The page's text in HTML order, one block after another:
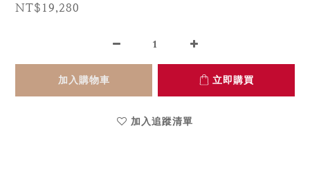
NT$19,280
加入購物車 立即購買
加入追蹤清單